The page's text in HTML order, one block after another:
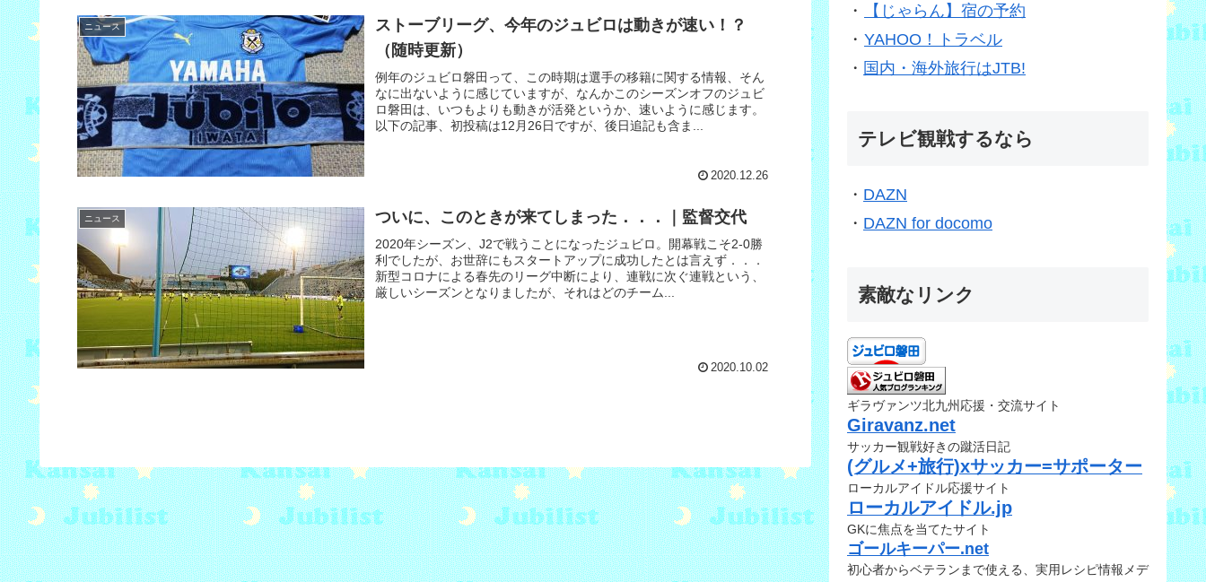
ニュース
ストーブリーグ、今年のジュビロは動きが速い！？
（随時更新）
例年のジュビロ磐田って、この時期は選手の移籍に関する情報、そん
なに出ないように感じていますが、なんかこのシーズンオフのジュビ
ロ磐田は、いつもよりも動きが活発というか、速いように感じます。
以下の記事、初投稿は12月26日ですが、後日追記も含ま...
2020.12.26
ニュース ついに、このときが来てしまった．．．｜監督交代
2020年シーズン、J2で戦うことになったジュビロ。開幕戦こそ2-0勝
利でしたが、お世辞にもスタートアップに成功したとは言えず．．．
新型コロナによる春先のリーグ中断により、連戦に次ぐ連戦という、
厳しいシーズンとなりましたが、それはどのチーム...
2020.10.02
・
【じゃらん】宿の予約
・ YAHOO！トラベル
・ 国内・海外旅行はJTB!
テレビ観戦するなら
・ DAZN
・ DAZN for docomo
素敵なリンク
ギラヴァンツ北九州応援・交流サイト
Giravanz.net
サッカー観戦好きの蹴活日記
(グルメ+旅行)xサッカー=サポーター
ローカルアイドル応援サイト
ローカルアイドル.jp
GKに焦点を当てたサイト
ゴールキーパー.net
初心者からベテランまで使える、実用レシピ情報メデ